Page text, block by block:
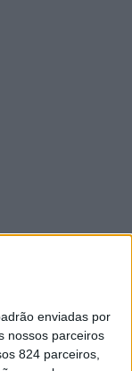
enviadas por
nossos parceiros
824 parceiros,